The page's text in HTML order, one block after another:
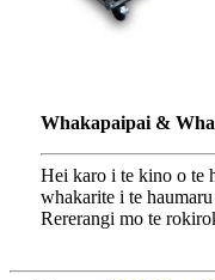
Whakapaipai &
Hei karo i te kino o te
whakarite i te
Rererangi mo te